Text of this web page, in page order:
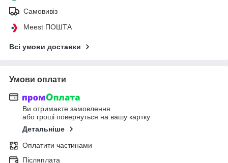
Самовивіз
Meest ПОШТА
Всі умови доставки
Умови оплати
Ви отримаєте замовлення
або гроші повернуться на вашу картку
Детальніше
Оплатити частинами
Післяплата